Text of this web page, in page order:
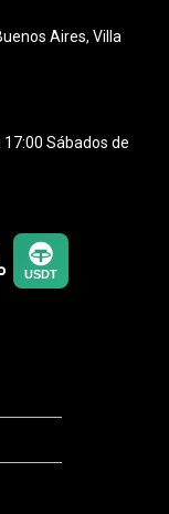
Aires, Villa
17:00 Sábados de